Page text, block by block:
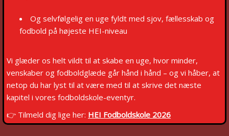
Og selvfølgelig en uge fyldt med sjov, fællesskab og
fodbold på højeste HEI-niveau
Vi glæder os helt vildt til at skabe en uge, hvor minder,
venskaber og fodboldglæde går hånd i hånd – og vi håber, at
netop du har lyst til at være med til at skrive det næste
kapitel i vores fodboldskole-eventyr.
👉 Tilmeld dig lige her: HEI Fodboldskole 2026